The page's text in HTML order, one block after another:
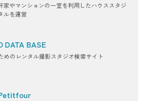
家やマンションの一室を利用したハウススタジ
ルを運営
DATA BASE
めのレンタル撮影スタジオ検索サイト